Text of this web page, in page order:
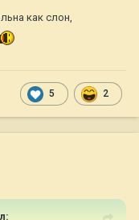
как слон,
5 2